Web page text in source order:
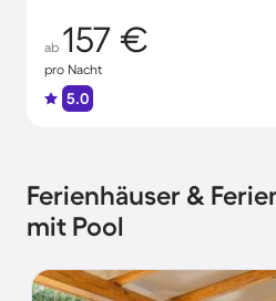
ab 157 €
pro Nacht
5.0
Ferienhäuser &
mit Pool